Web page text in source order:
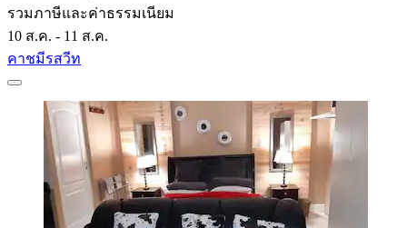
รวมภาษีและค่าธรรมเนียม
10 ส.ค. - 11 ส.ค.
คาชมีรสวีท